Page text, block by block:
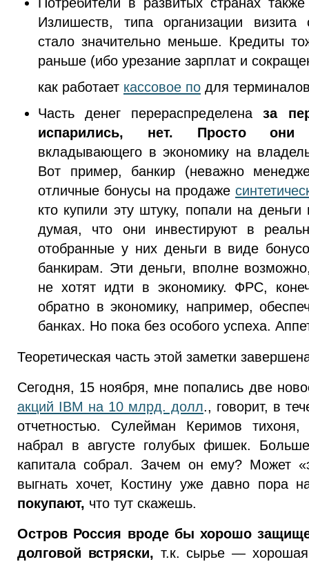
Излишеств, типа организации визита
стало значительно меньше. Кредиты
раньше (ибо урезание зарплат и
как работает кассовое по для
Часть денег перераспределеназа
испарились, нет. Просто они
вкладывающего в экономику на
Вот пример, банкир (неважно
отличные бонусы на продаже
кто купили эту штуку, попали на
думая, что они инвестируют в
отобранные у них деньги в виде
банкирам. Эти деньги, вполне
не хотят идти в экономику. ФРС,
обратно в экономику, например,
банках. Но пока без особого успеха.
Теоретическая часть этой заметки
Сегодня, 15 ноября, мне попались две
акций IBM на 10 млрд. долл., говорит, в
отчетностью. Сулейман Керимов
набрал в августе голубых фишек.
капитала собрал. Зачем он ему? Может
выгнать хочет, Костину уже давно пора
покупают, что тут скажешь.
Остров Россия вроде бы хорошо
долговой встряски, т.к. сырье —